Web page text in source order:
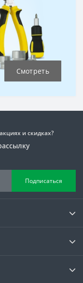
Смотреть
и скидках?
Подписаться